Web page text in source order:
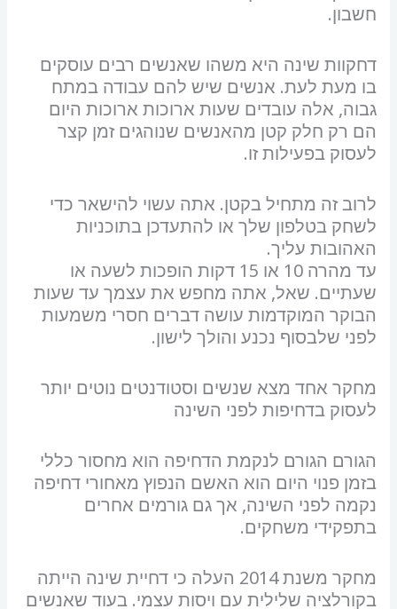
font_download
השארת משוב
הצהרת נגישות
חשבון.
דחקוות שינה היא משהו שאנשים רבים עוסקים
בו מעת לעת. אנשים שיש להם עבודה במתח
גבוה, אלה עובדים שעות ארוכות ארוכות היום
הם רק חלק קטן מהאנשים שנוהגים זמן קצר
לעסוק בפעילות זו.
לרוב זה מתחיל בקטן. אתה עשוי להישאר כדי
לשחק בטלפון שלך או להתעדכן בתוכניות
האהובות עליך.
עד מהרה 10 או 15 דקות הופכות לשעה או
שעתיים. שאל, אתה מחפש את עצמך עד שעות
הבוקר המוקדמות עושה דברים חסרי משמעות
לפני שלבסוף נכנע והולך לישון.
מחקר אחד מצא שנשים וסטודנטים נוטים יותר
לעסוק בדחיפות לפני השינה
הגורם הגורם לנקמת הדחיפה הוא מחסור כללי
בזמן פנוי היום הוא האשם הנפוץ מאחורי דחיפה
נקמה לפני השינה, אך גם גורמים אחרים
בתפקידי משחקים.
מחקר משנת 2014 העלה כי דחיית שינה הייתה
בקורלציה שלילית עם ויסות עצמי. בעוד שאנשים